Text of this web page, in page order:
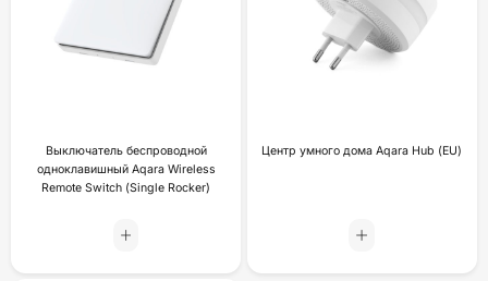
Выключатель беспроводной
одноклавишный Aqara Wireless
Remote Switch (Single Rocker)
Центр умного дома Aqara Hub (EU)